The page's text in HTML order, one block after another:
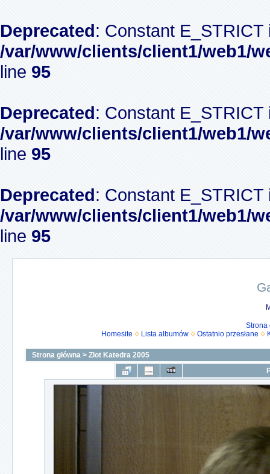
Deprecated: Constant
/var/www/clients/client1/web1/
line 95
Deprecated: Constant
/var/www/clients/client1/web1/
line 95
Deprecated: Constant
/var/www/clients/client1/web1/
line 95
Strona
Homesite
Lista albumów Ostatnio przesłane
Strona główna > Zlot Katedra 2005